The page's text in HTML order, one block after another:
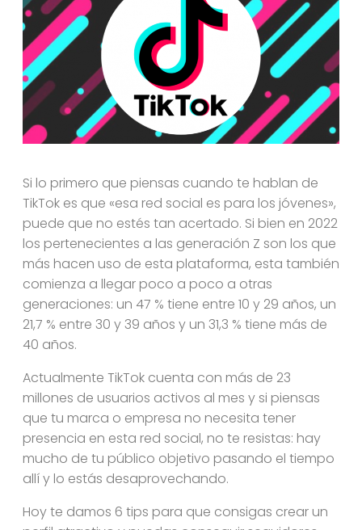
Si lo primero que piensas cuando te hablan de
TikTok es que «esa red social es para los jóvenes»,
puede que no estés tan acertado. Si bien en 2022
los pertenecientes a las generación Z son los que
más hacen uso de esta plataforma, esta también
comienza a llegar poco a poco a otras
generaciones: un 47 % tiene entre 10 y 29 años, un
21,7 % entre 30 y 39 años y un 31,3 % tiene más de
40 años.
Actualmente TikTok cuenta con más de 23
millones de usuarios activos al mes y si piensas
que tu marca o empresa no necesita tener
presencia en esta red social, no te resistas: hay
mucho de tu público objetivo pasando el tiempo
allí y lo estás desaprovechando.
Hoy te damos 6 tips para que consigas crear un